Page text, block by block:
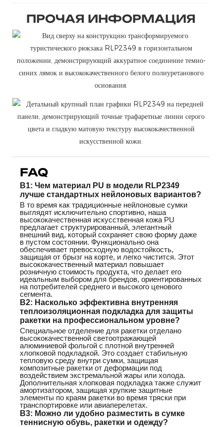
ПРОЧАЯ ИНФОРМАЦИЯ
FAQ
В1: Чем материал PU в модели RLP2349
лучше стандартных нейлоновых вариантов?
В то время как традиционные нейлоновые сумки
выглядят исключительно спортивно, наша
высококачественная искусственная кожа PU
предлагает структурированный, элегантный
внешний вид, который сохраняет свою форму даже
в пустом состоянии. Функционально она
обеспечивает превосходную водостойкость,
защищая от брызг на корте, и легко чистится. Этот
высококачественный материал повышает
розничную стоимость продукта, что делает его
идеальным выбором для брендов, ориентированных
на потребителей среднего и высокого ценового
сегмента.
В2: Насколько эффективна внутренняя
теплоизоляционная подкладка для защиты
ракетки на профессиональном уровне?
Специальное отделение для ракетки отделано
высококачественной светоотражающей
алюминиевой фольгой с плотной внутренней
хлопковой подкладкой. Это создает стабильную
тепловую среду внутри сумки, защищая
композитные ракетки от деформации под
воздействием экстремальной жары или холода.
Дополнительная хлопковая подкладка также служит
амортизатором, защищая хрупкие защитные
элементы по краям ракетки во время тряски при
транспортировке или авиаперелетах.
В3: Можно ли удобно разместить в сумке
теннисную обувь, ракетки и одежду?